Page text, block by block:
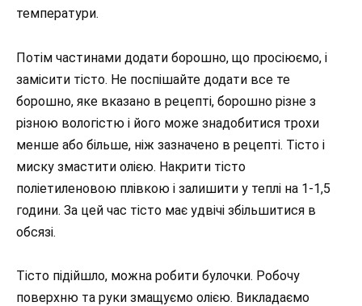
температури.
Потім частинами додати борошно, що просіюємо, і
замісити тісто. Не поспішайте додати все те
борошно, яке вказано в рецепті, борошно різне з
різною вологістю і його може знадобитися трохи
менше або більше, ніж зазначено в рецепті. Тісто і
миску змастити олією. Накрити тісто
поліетиленовою плівкою і залишити у теплі на 1-1,5
години. За цей час тісто має удвічі збільшитися в
обсязі.
Тісто підійшло, можна робити булочки. Робочу
поверхню та руки змащуємо олією. Викладаємо